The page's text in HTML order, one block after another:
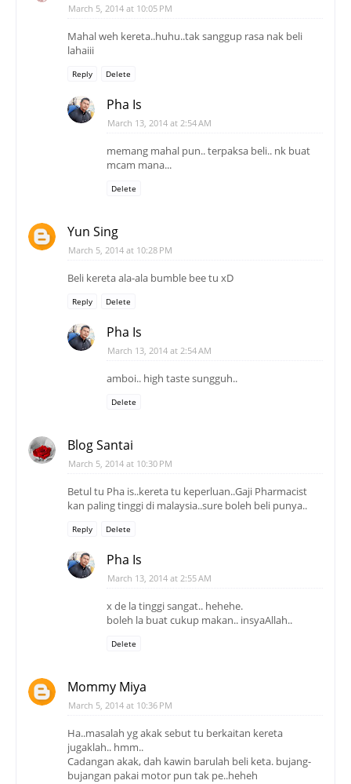
March 5, 2014 at 10:05 PM
Mahal weh kereta..huhu..tak sanggup rasa nak beli
lahaiii
Reply Delete
Pha Is
March 13, 2014 at 2:54 AM
memang mahal pun.. terpaksa beli.. nk buat
mcam mana...
Delete
Yun Sing
March 5, 2014 at 10:28 PM
Beli kereta ala-ala bumble bee tu xD
Reply Delete
Pha Is
March 13, 2014 at 2:54 AM
amboi.. high taste sungguh..
Delete
Blog Santai
March 5, 2014 at 10:30 PM
Betul tu Pha is..kereta tu keperluan..Gaji Pharmacist
kan paling tinggi di malaysia..sure boleh beli punya..
Reply Delete
Pha Is
March 13, 2014 at 2:55 AM
x de la tinggi sangat.. hehehe.
boleh la buat cukup makan.. insyaAllah..
Delete
Mommy Miya
March 5, 2014 at 10:36 PM
Ha..masalah yg akak sebut tu berkaitan kereta
jugaklah.. hmm..
Cadangan akak, dah kawin barulah beli keta. bujang-
bujangan pakai motor pun tak pe..heheh